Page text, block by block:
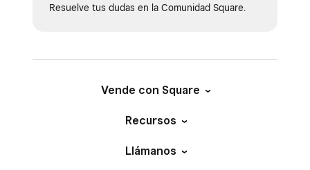
Resuelve tus dudas en la Comunidad Square.
Vende con Square
Recursos
Llámanos